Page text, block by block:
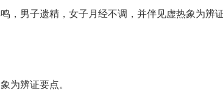
，男子遗精，女子月经不调，并伴见虚热象为辨证
为辨证要点。